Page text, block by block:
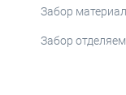
Забор
Забор